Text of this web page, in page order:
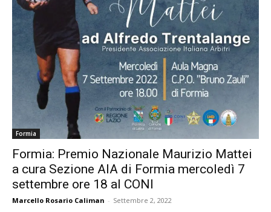
Formia
Formia: Premio Nazionale Maurizio Mattei
a cura Sezione AIA di Formia mercoledì 7
settembre ore 18 al CONI
Marcello Rosario Caliman - Settembre 2, 2022